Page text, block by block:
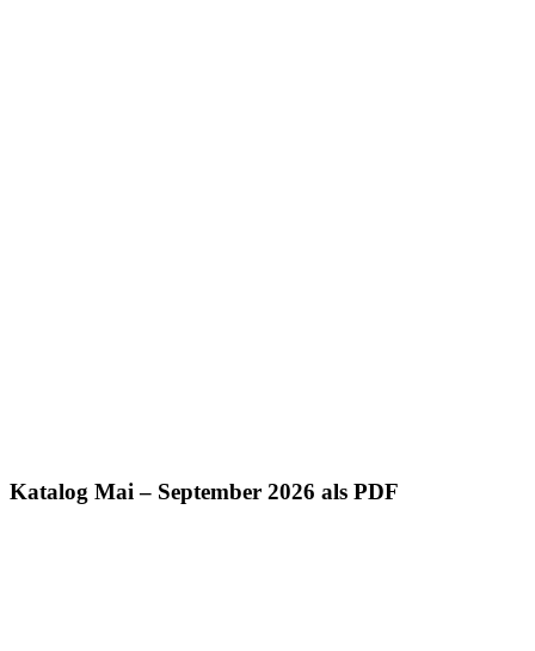
Katalog Mai – September 2026 als PDF